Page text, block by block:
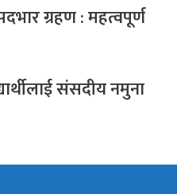
ग्रहण : महत्वपूर्ण
संसदीय नमुना